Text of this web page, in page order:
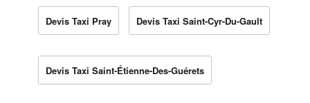
Devis Taxi Pray Devis Taxi Saint-Cyr-Du-Gault
Devis Taxi Saint-Étienne-Des-Guérets